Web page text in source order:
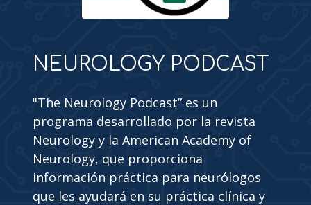
NEUROLOGY PODCAST
"The Neurology Podcast” es un
programa desarrollado por la revista
Neurology y la American Academy of
Neurology, que proporciona
información práctica para neurólogos
que les ayudará en su práctica clínica y